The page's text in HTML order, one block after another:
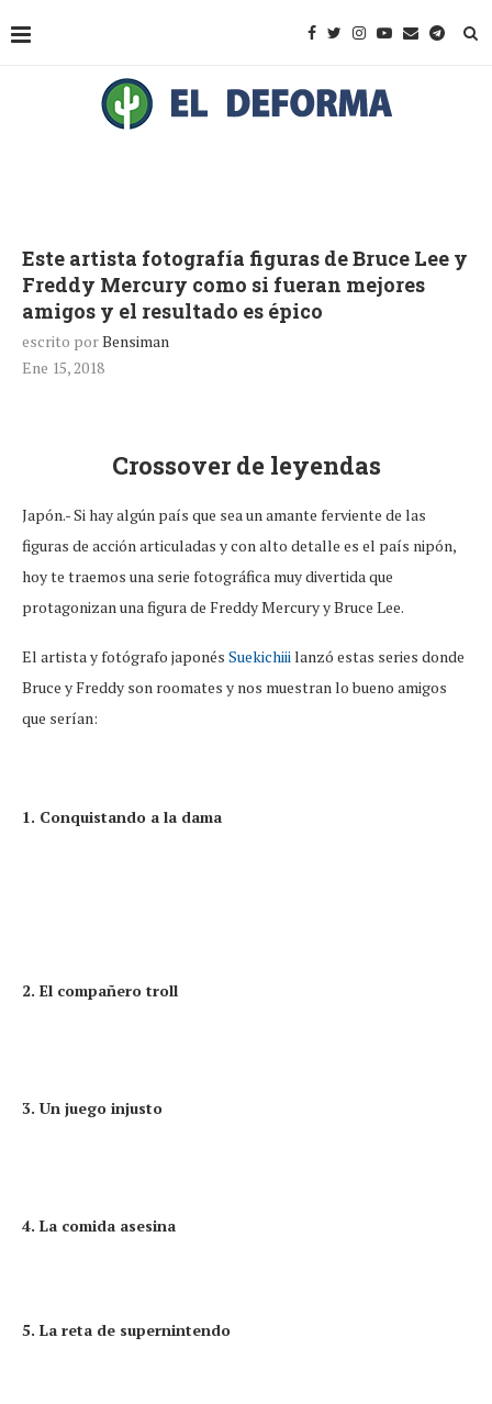
Este artista fotografía figuras de Bruce Lee y
Freddy Mercury como si fueran mejores
amigos y el resultado es épico
escrito porBensiman
Ene 15, 2018
Crossover de leyendas
Japón.- Si hay algún país que sea un amante ferviente de las
figuras de acción articuladas y con alto detalle es el país nipón,
hoy te traemos una serie fotográfica muy divertida que
protagonizan una figura de Freddy Mercury y Bruce Lee.
El artista y fotógrafo japonés Suekichiiilanzó estas series donde
Bruce y Freddy son roomates y nos muestran lo bueno amigos
que serían:
1. Conquistando a la dama
2. El compañero troll
3. Un juego injusto
4. La comida asesina
5. La reta de supernintendo